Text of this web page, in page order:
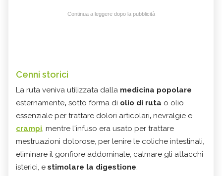
Continua a leggere dopo la pubblicità
Cenni storici
La ruta veniva utilizzata dalla medicina popolare
esternamente, sotto forma di olio di ruta o olio
essenziale per trattare dolori articolari, nevralgie e
crampi, mentre l'infuso era usato per trattare
mestruazioni dolorose, per lenire le coliche intestinali,
eliminare il gonfiore addominale, calmare gli attacchi
isterici, e stimolare la digestione.